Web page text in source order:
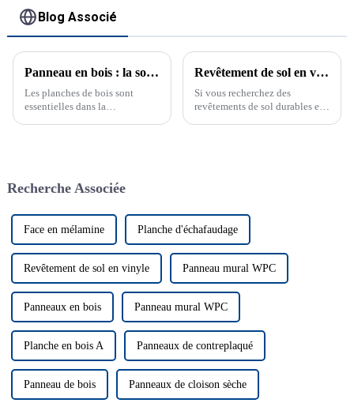
Blog Associé
Panneau en bois : la solution polyvalente pour la construction moderne
Les planches de bois sont
essentielles dans la
constructeurs. Les planches de
la construction. Elles offrent
résistance et polyvalence.
Revêtement de sol en vinyle durable et abordable pour les espaces commerciaux
Si vous recherchez des
revêtements de sol durables et
Recherche Associée
Face en mélamine Planche d'échafaudage
Revêtement de sol en vinyle Panneau mural WPC
Panneaux en bois Panneau mural WPC
Planche en bois A Panneaux de contreplaqué
Panneau de bois Panneaux de cloison sèche